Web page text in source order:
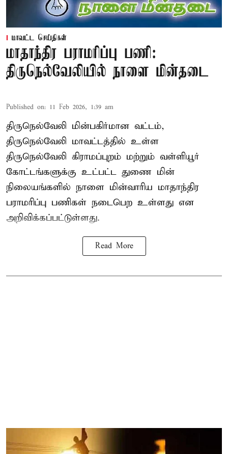
மாவட்ட செய்திகள்
மாதாந்திர பராமரிப்பு பணி:
திருநெல்வேலியில் நாளை மின்தடை
Published on: 11 Feb 2026, 1:39 am
திருநெல்வேலி மின்பகிர்மான வட்டம்,
திருநெல்வேலி மாவட்டத்தில் உள்ள
திருநெல்வேலி கிராமப்புறம் மற்றும் வள்ளியூர்
கோட்டங்களுக்கு உட்பட்ட துணை மின்
நிலையங்களில் நாளை மின்வாரிய மாதாந்திர
பராமரிப்பு பணிகள் நடைபெற உள்ளது என
அறிவிக்கப்பட்டுள்ளது.
Read More